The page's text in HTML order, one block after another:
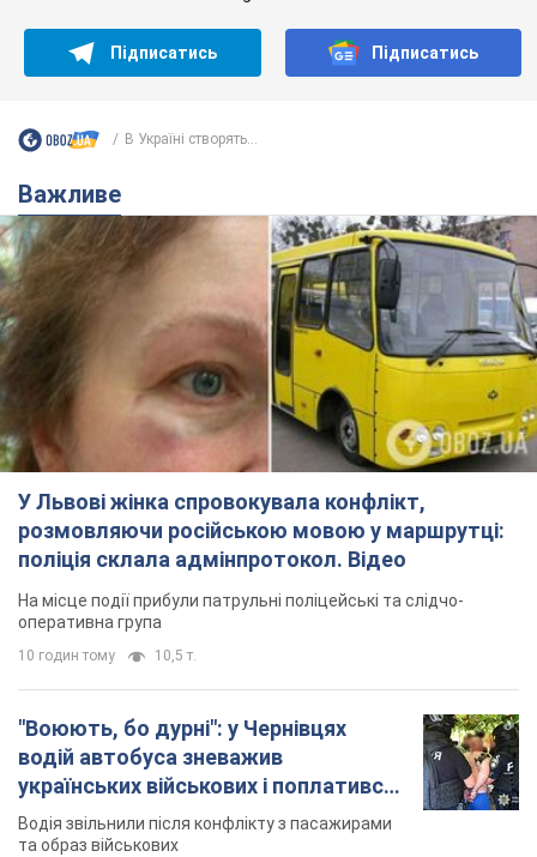
Підписатись Підписатись
В Україні створять...
Важливе
У Львові жінка спровокувала конфлікт,
розмовляючи російською мовою у маршрутці:
поліція склала адмінпротокол. Відео
На місце події прибули патрульні поліцейські та слідчо-
оперативна група
10 годин тому 10,5 т.
"Воюють, бо дурні": у Чернівцях
водій автобуса зневажив
українських військових і поплатився.
Відео
Водія звільнили після конфлікту з пасажирами
та образ військових